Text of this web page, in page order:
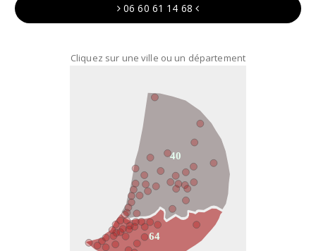
06 60 61 14 68
Cliquez sur une ville ou un département
64
40